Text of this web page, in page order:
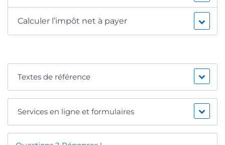
Calculer l’impôt net à payer
Textes de référence
Services en ligne et formulaires